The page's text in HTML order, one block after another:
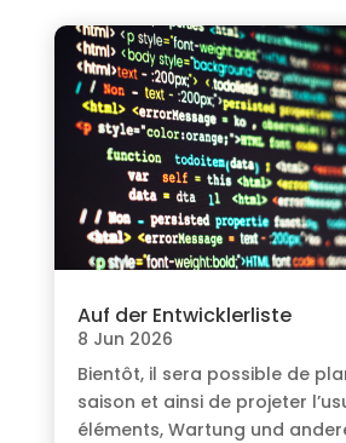
Auf der Entwicklerliste
8 Jun 2026
Bientôt, il sera possible de
saison et ainsi de projeter
éléments, Wartung und